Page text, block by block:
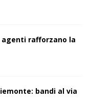
agenti rafforzano la
bandi al via